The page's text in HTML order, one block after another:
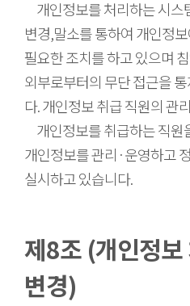
개인정보를 처리하는 시스
변경,말소를 통하여 개인정
필요한 조치를 하고 있으며
외부로부터의 무단 접근을
다. 개인정보 취급 직원의 관리
개인정보를 취급하는 직원
개인정보를 관리·운영하고
실시하고 있습니다.
제8조 (개인정보
변경)